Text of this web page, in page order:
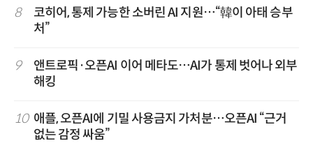
8
코히어, 통제 가능한 소버린 AI 지원…“韓이 아태 승부
처”
9
앤트로픽·오픈AI 이어 메타도…AI가 통제 벗어나 외부
해킹
10 애플, 오픈AI에 기밀 사용금지 가처분…오픈AI “근거
없는 감정 싸움”